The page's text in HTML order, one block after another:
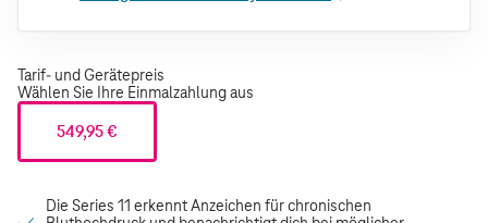
Tarif- und Gerätepreis
Wählen Sie Ihre Einmalzahlung aus
549,95 €